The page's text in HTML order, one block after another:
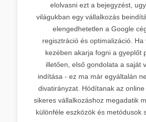
elolvasni ezt a bejegyzést,
világukban egy vállalkozás
elengedhetetlen a Google
regisztráció és optimalizáció. Ha
kezében akarja fogni a gyeplőt
illetően, első gondolata a saját
indítása - ez ma már egyáltalán
divatirányzat. Hódítanak az
sikeres vállalkozáshoz megadatik
különféle eszközök és metódusok